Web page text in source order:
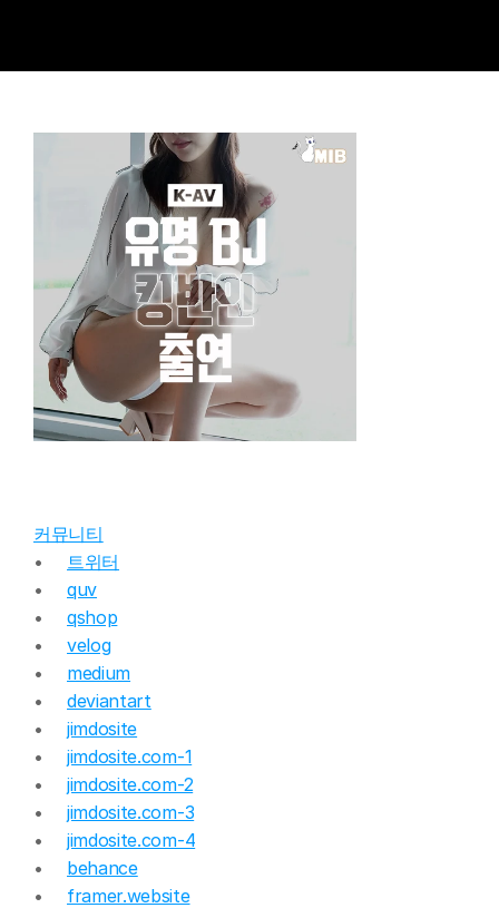
커뮤니티
트위터
quv
qshop
velog
medium
deviantart
jimdosite
jimdosite.com-1
jimdosite.com-2
jimdosite.com-3
jimdosite.com-4
behance
framer.website